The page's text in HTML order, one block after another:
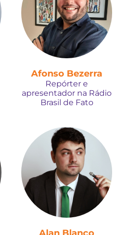
Afonso Bezerra
Repórter e
apresentador na Rádio
Brasil de Fato